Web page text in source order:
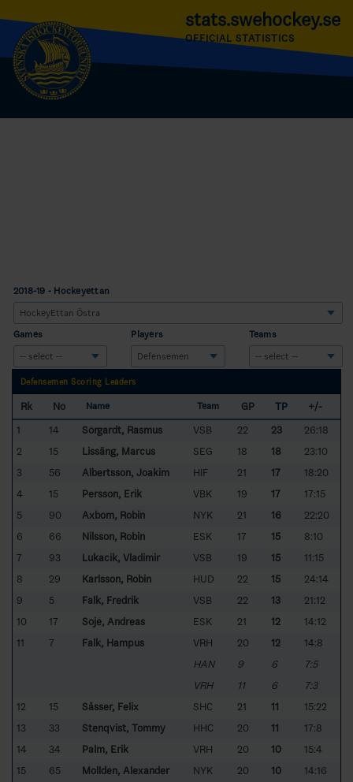
stats.swehockey.se
OFFICIAL STATISTICS
2018-19 - Hockeyettan
Games Players Teams
Defensemen Scoring Leaders
Rk No Name Team GP TP
+/-
1
14 Sörgardt, Rasmus VSB 22 23
26:18
2
15 Lissäng, Marcus SEG 18 18
23:10
3
56 Albertsson, Joakim HIF 21 17
18:20
4
15 Persson, Erik VBK 19 17
17:15
5
90 Axbom, Robin NYK 21 16
22:20
6
66 Nilsson, Robin ESK 17 15
8:10
7
93 Lukacik, Vladimir VSB 19 15
11:15
8
29 Karlsson, Robin HUD 22 15
24:14
9
5 Falk, Fredrik VSB 22 13
21:12
10
17 Sojé, Andreas ESK 21 12
14:12
11
7 Falk, Hampus VRH 20 12
14:8
HAN
9 6
7:5
VRH
11 6
7:3
12
15 Såsser, Felix SHC 21 11
15:22
13
33 Stenqvist, Tommy HHC 20 11
17:8
14
34 Palm, Erik VRH 20 10
15:4
15
65 Molldén, Alexander NYK 20 10
14:16